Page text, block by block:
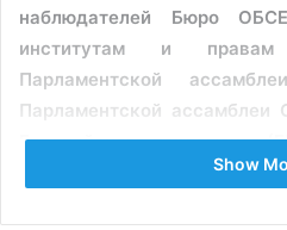
наблюдателей Бюро
институтам и
Парламентской
Парламентской
Европейского парламента
публично 29 сентября 2025
Show